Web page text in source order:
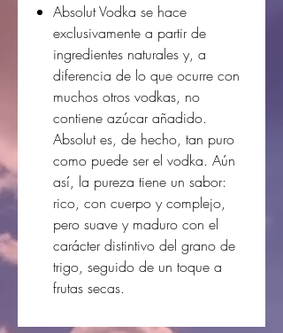
Absolut Vodka se hace
exclusivamente a partir de
ingredientes naturales y, a
diferencia de lo que ocurre con
muchos otros vodkas, no
contiene azúcar añadido.
Absolut es, de hecho, tan puro
como puede ser el vodka. Aún
así, la pureza tiene un sabor:
rico, con cuerpo y complejo,
pero suave y maduro con el
carácter distintivo del grano de
trigo, seguido de un toque a
frutas secas.